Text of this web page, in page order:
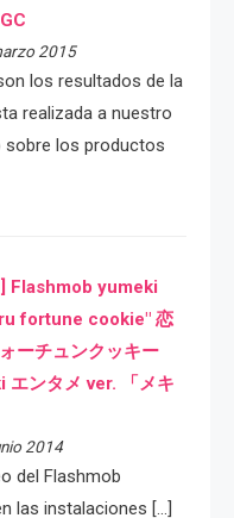
2015
los resultados de la
realizada a nuestro
sobre los productos
Flashmob yumeki
fortune cookie" 恋
ーチュンクッキー
エンタメ ver. 「メキ
2014
del Flashmob
las instalaciones […]